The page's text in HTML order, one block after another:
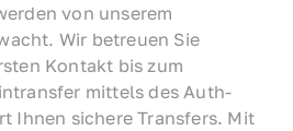
von unserem
Wir betreuen Sie
Kontakt bis zum
mittels des Auth-
Ihnen sichere Transfers. Mit